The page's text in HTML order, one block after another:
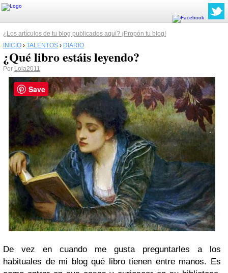
¿Los artículos de tu blog publicados aquí? ¡Propón tu blog!
INICIO › TALENTOS › DIARIO
¿Qué libro estáis leyendo?
Por Lola2011
De vez en cuando me gusta preguntarles a los
habituales de mi blog qué libro tienen entre manos. Es
Save